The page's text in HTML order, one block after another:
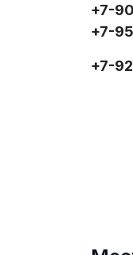
+7-
+7-
+7-